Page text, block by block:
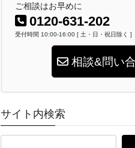
ご相談はお早めに
0120-631-202
受付時間 10:00-16:00 [ 土・日・祝日除く ]
相談&問い
サイト内検索